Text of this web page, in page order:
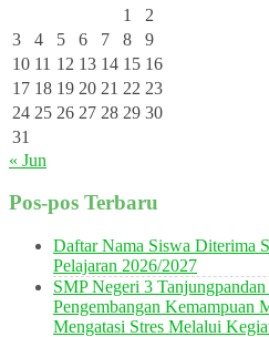
1
2
3
4 5 6 7 8
9
10 11 12 13 14 15 16
17 18 19 20 21 22 23
24 25 26 27 28 29 30
31
« Jun
Pos-pos Terbaru
Daftar Nama Siswa Diterima
Pelajaran 2026/2027
SMP Negeri 3
Pengembangan Kemampuan
Mengatasi Stres Melalui